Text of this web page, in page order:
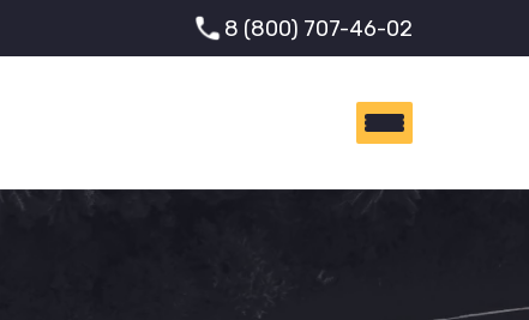
8 (800) 707-46-02